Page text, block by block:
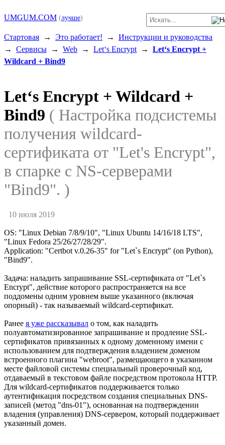
UMGUM.COM (лучше)
Стартовая → Это работает! → Инструкции и руководства
→ Сервисы → Web → Let‘s Encrypt → Let‘s Encrypt +
Wildcard + Bind9
Let‘s Encrypt + Wildcard +
Bind9 ( Настройка подсистемы
получения wildcard-
сертификата от "Let's Encrypt",
в спарке с NS-серверами
"Bind9". )
10 июля 2019
OS: "Linux Debian 7/8/9/10", "Linux Ubuntu 14/16/18 LTS",
"Linux Fedora 25/26/27/28/29".
Application: "Certbot v.0.26-35" for "Let`s Encrypt" (on Python),
"Bind9".
Задача: наладить запрашивание SSL-сертификата от "Let`s
Encrypt", действие которого распространяется на все
поддомены одним уровнем выше указанного (включая
опорный) - так называемый wildcard-сертификат.
Ранее я уже рассказывал о том, как наладить
полуавтоматизированное запрашивание и продление SSL-
сертификатов привязанных к одному доменному имени с
использованием для подтверждения владением доменом
встроенного плагина "webroot", размещающего в указанном
месте файловой системы специальный проверочный код,
отдаваемый в текстовом файле посредством протокола HTTP.
Для wildcard-сертификатов поддерживается только
аутентификация посредством создания специальных DNS-
записей (метод "dns-01"), основанная на подтверждении
владения (управления) DNS-сервером, который поддерживает
указанный домен.